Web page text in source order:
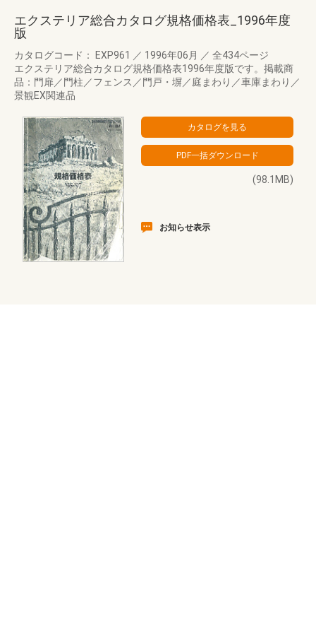
エクステリア総合カタログ規格価格表_1996年度
版
カタログコード： EXP961 ／ 1996年06月 ／ 全434ページ
エクステリア総合カタログ規格価格表1996年度版です。掲載商
品：門扉／門柱／フェンス／門戸・塀／庭まわり／車庫まわり／
景観EX関連品
(98.1MB)
お知らせ表示